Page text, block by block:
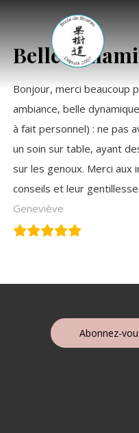
Belle
Bonjour, merci beaucoup
ambiance, belle
à fait personnel) : ne pas
un soin sur table, ayant
sur les genoux. Merci
conseils et leur gentillesse
Geneviève
Abonnez-